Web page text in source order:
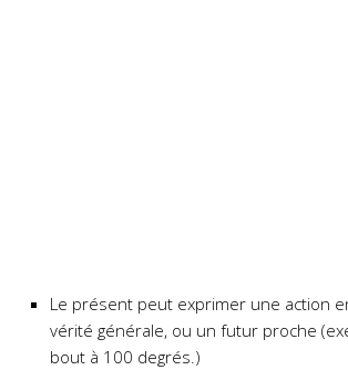
Le présent peut exprimer une action
vérité générale, ou un futur proche
bout à 100 degrés.)